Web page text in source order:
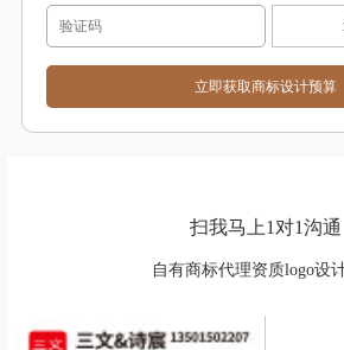
扫我马上1对1沟通
自有商标代理资质logo设